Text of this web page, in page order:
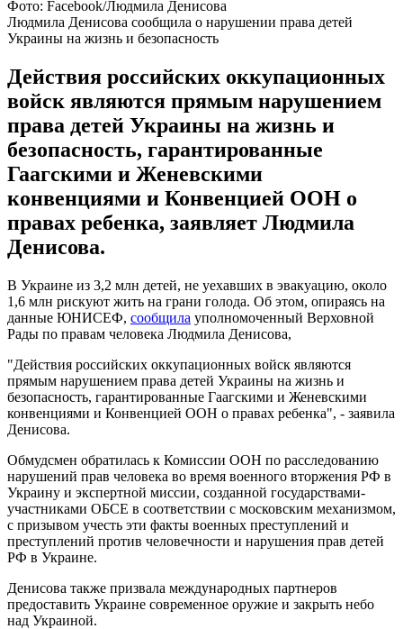
Фото: Facebook/Людмила Денисова
Людмила Денисова сообщила о нарушении права детей
Украины на жизнь и безопасность
Действия российских оккупационных
войск являются прямым нарушением
права детей Украины на жизнь и
безопасность, гарантированные
Гаагскими и Женевскими
конвенциями и Конвенцией ООН о
правах ребенка, заявляет Людмила
Денисова.
В Украине из 3,2 млн детей, не уехавших в эвакуацию, около
1,6 млн рискуют жить на грани голода. Об этом, опираясь на
данные ЮНИСЕФ, сообщила уполномоченный Верховной
Рады по правам человека Людмила Денисова,
"Действия российских оккупационных войск являются
прямым нарушением права детей Украины на жизнь и
безопасность, гарантированные Гаагскими и Женевскими
конвенциями и Конвенцией ООН о правах ребенка", - заявила
Денисова.
Обмудсмен обратилась к Комиссии ООН по расследованию
нарушений прав человека во время военного вторжения РФ в
Украину и экспертной миссии, созданной государствами-
участниками ОБСЕ в соответствии с московским механизмом,
с призывом учесть эти факты военных преступлений и
преступлений против человечности и нарушения прав детей
РФ в Украине.
Денисова также призвала международных партнеров
предоставить Украине современное оружие и закрыть небо
над Украиной.